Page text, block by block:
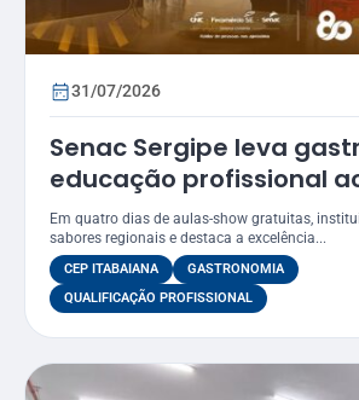
31/07/2026
Senac Sergipe leva
educação profissional
Gastronômico de
Em quatro dias de aulas-show gratuitas,
sabores regionais e destaca a excelência...
CEP ITABAIANA
GASTRONOMIA
QUALIFICAÇÃO PROFISSIONAL